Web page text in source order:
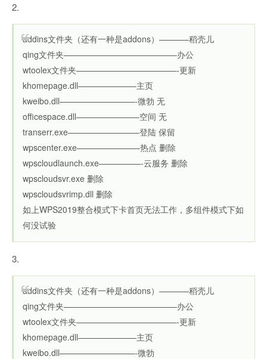
2.
addins文件夹（还有一种是addons）———–稻壳儿
qing文件夹—————————————–办公
wtoolex文件夹————————————-更新
khomepage.dll———————主页
kweibo.dll—————————-微勃 无
officespace.dll———————–空间 无
transerr.exe————————–登陆 保留
wpscenter.exe———————–热点 删除
wpscloudlaunch.exe—————-云服务 删除
wpscloudsvr.exe 删除
wpscloudsvrimp.dll 删除
如上WPS2019整合模式下卡首页无法工作，多组件模式下如
何没试验
3.
addins文件夹（还有一种是addons）———–稻壳儿
qing文件夹—————————————–办公
wtoolex文件夹————————————-更新
khomepage.dll———————主页
kweibo.dll—————————-微勃